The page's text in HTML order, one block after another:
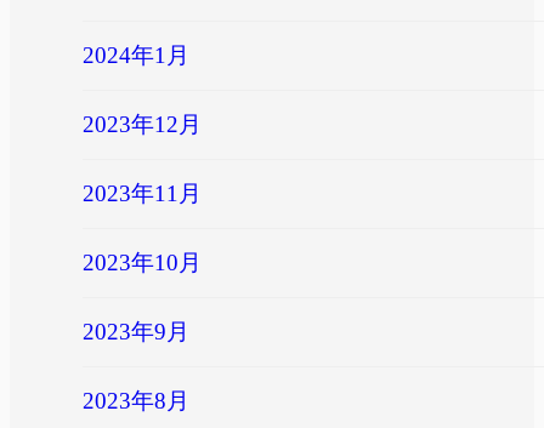
2024年1月
2023年12月
2023年11月
2023年10月
2023年9月
2023年8月